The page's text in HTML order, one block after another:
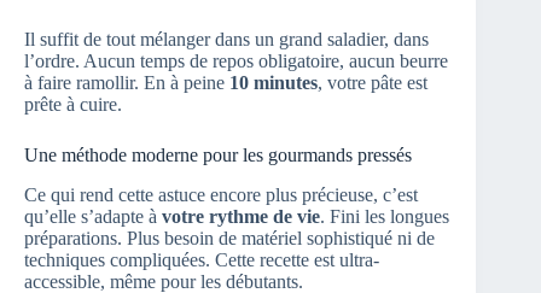
Il suffit de tout mélanger dans un grand saladier, dans
l’ordre. Aucun temps de repos obligatoire, aucun beurre
à faire ramollir. En à peine 10 minutes, votre pâte est
prête à cuire.
Une méthode moderne pour les gourmands pressés
Ce qui rend cette astuce encore plus précieuse, c’est
qu’elle s’adapte à votre rythme de vie. Fini les longues
préparations. Plus besoin de matériel sophistiqué ni de
techniques compliquées. Cette recette est ultra-
accessible, même pour les débutants.